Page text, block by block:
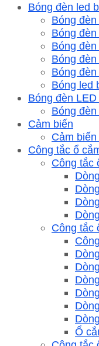
Bóng đèn led
Bóng
Bóng
Bóng
Bóng
Bóng
Bóng led
Bóng đèn LED
Bóng
Cảm biến
Cảm
Công tắc ổ
Công tắc
Công tắc
Ổ